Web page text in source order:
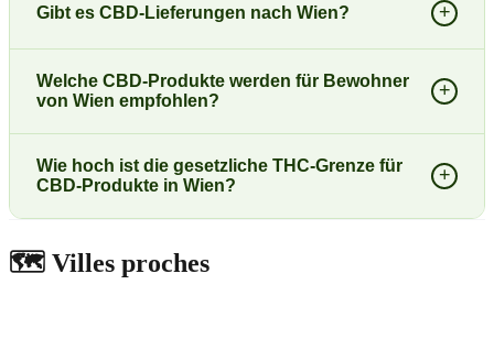
Gibt es CBD-Lieferungen nach Wien? +
Welche CBD-Produkte werden für Bewohner
von Wien empfohlen?
+
Wie hoch ist die gesetzliche THC-Grenze für
CBD-Produkte in Wien?
+
🗺️ Villes proches